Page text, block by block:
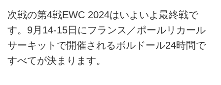
次戦の第4戦EWC 2024はいよいよ最終戦で
す。9月14-15日にフランス／ポールリカール
サーキットで開催されるボルドール24時間で
すべてが決まります。